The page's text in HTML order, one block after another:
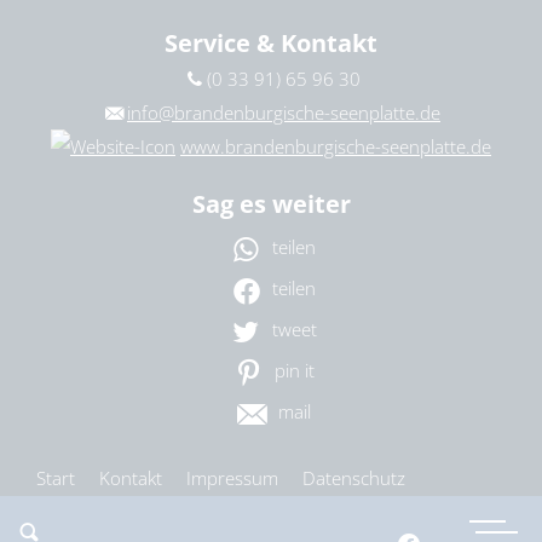
Service & Kontakt
(0 33 91) 65 96 30
info@brandenburgische-seenplatte.de
www.brandenburgische-seenplatte.de
Sag es weiter
teilen
teilen
tweet
pin it
mail
Start Kontakt Impressum
Datenschutz